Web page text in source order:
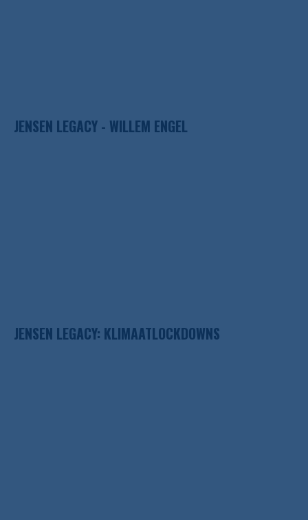
JENSEN LEGACY - WILLEM ENGEL
JENSEN LEGACY: KLIMAATLOCKDOWNS